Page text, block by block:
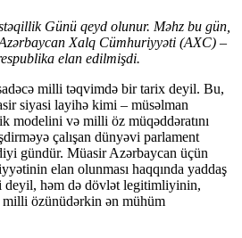
Günü qeyd olunur. Məhz bu gün,
Xalq Cümhuriyyəti (AXC) –
elan edilmişdi.
milli təqvimdə bir tarix deyil. Bu,
siyasi layihə kimi – müsəlman
və milli öz müqəddəratını
çalışan dünyəvi parlament
gündür. Müasir Azərbaycan üçün
elan olunması haqqında yaddaş
deyil, həm də dövlət legitimliyinin,
özünüdərkin ən mühüm